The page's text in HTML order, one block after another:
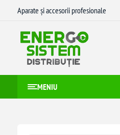
Aparate și accesorii profesionale
MENIU